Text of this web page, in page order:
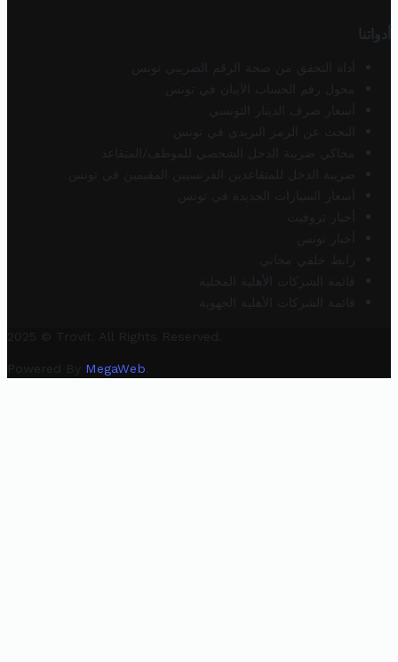
أدواتنا
أداة التحقق من صحة الرقم الضريبي تونس
محول رقم الحساب الآيبان في تونس
أسعار صرف الدينار التونسي
البحث عن الرمز البريدي في تونس
محاكي ضريبة الدخل الشخصي للموظف/المتقاعد
ضريبة الدخل للمتقاعدين الفرنسيين المقيمين في تونس
أسعار السيارات الجديدة في تونس
أخبار تروفيت
أخبار تونس
رابط خلفي مجاني
قائمة الشركات الأهلية المحلية
قائمة الشركات الأهلية الجهوية
2025 © Trovit. All Rights Reserved.
Powered By MegaWeb